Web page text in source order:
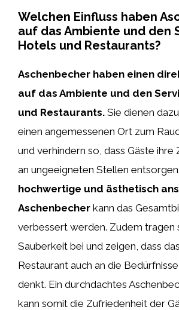
Welchen Einfluss haben
auf das Ambiente und den
Hotels und Restaurants?
Aschenbecher haben einen
auf das Ambiente und den
und Restaurants. Sie dienen
einen angemessenen Ort zum
und verhindern so, dass Gäste
an ungeeigneten Stellen
hochwertige und ästhetisch
Aschenbecher kann das
verbessert werden. Zudem tragen
Sauberkeit bei und zeigen, dass
Restaurant auch an die
denkt. Ein durchdachtes
kann somit die Zufriedenheit der